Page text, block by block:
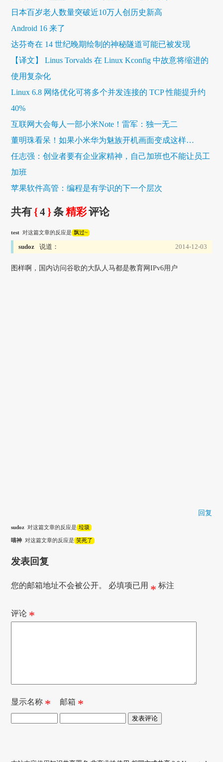
日本百岁老人数量突破近10万人创历史新高
Android 16 来了
达芬奇在 14 世纪晚期绘制的神秘隧道可能已被发现
【译文】 Linus Torvalds 在 Linux Kconfig 中故意将缩进的
使用复杂化
Linux 6.8 网络优化可将多个并发连接的 TCP 性能提升约
40%
互联网大会每人一部小米Note！雷军：独一无二
董明珠看呆！如果小米华为魅族开机画面变成这样…
任志强：创业者要有企业家精神，自己加班也不能让员工
加班
苹果软件高管：编程是有学识的下一个层次
共有{4 }条精彩评论
test 对这篇文章的反应是 飘过~
sudoz 说道： 2014-12-03
图样啊，国内访问谷歌的大队人马都是教育网IPv6用户
回复
sudoz 对这篇文章的反应是 垃圾
喵神 对这篇文章的反应是 笑死了
发表回复
您的邮箱地址不会被公开。 必填项已用 * 标注
评论 *
显示名称 * 邮箱 *